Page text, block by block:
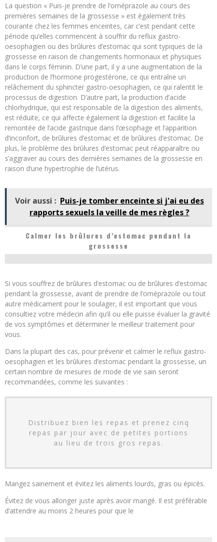
La question « Puis-je prendre de l’oméprazole au cours des
premières semaines de la grossesse » est également très
courante chez les femmes enceintes, car c’est pendant cette
période qu’elles commencent à souffrir du reflux gastro-
oesophagien ou des brûlures d’estomac qui sont typiques de la
grossesse en raison de changements hormonaux et physiques
dans le corps féminin. D’une part, il y a une augmentation de la
production de l’hormone progestérone, ce qui entraîne un
relâchement du sphincter gastro-oesophagien, ce qui ralentit le
processus de digestion. D’autre part, la production d’acide
chlorhydrique, qui est responsable de la digestion des aliments,
est réduite, ce qui affecte également la digestion et facilite la
remontée de l’acide gastrique dans l’œsophage et l’apparition
d’inconfort, de brûlures d’estomac et de brûlures d’estomac. De
plus, le problème des brûlures d’estomac peut réapparaître ou
s’aggraver au cours des dernières semaines de la grossesse en
raison d’une hypertrophie de l’utérus.
Voir aussi : Puis-je tomber enceinte si j'ai eu des
rapports sexuels la veille de mes règles ?
Calmer les brûlures d’estomac pendant la
grossesse
Si vous souffrez de brûlures d’estomac ou de brûlures d’estomac
pendant la grossesse, avant de prendre de l’oméprazole ou tout
autre médicament pour le soulager, il est important que vous
consultiez votre médecin afin qu’il ou elle puisse évaluer la gravité
de vos symptômes et déterminer le meilleur traitement pour
vous.
Dans la plupart des cas, pour prévenir et calmer le reflux gastro-
oesophagien et les brûlures d’estomac pendant la grossesse, un
certain nombre de mesures de mode de vie sain seront
recommandées, comme les suivantes :
Distribuez bien les repas et prenez cinq
repas par jour avec de petites portions
au lieu de trois gros repas.
Mangez sainement et évitez les aliments lourds, gras ou épicés.
Évitez de vous allonger juste après avoir mangé. Il est préférable
d’attendre au moins 2 heures pour que le